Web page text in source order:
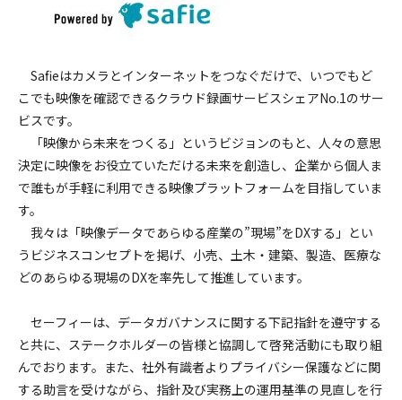
Safieはカメラとインターネットをつなぐだけで、いつでもど
こでも映像を確認できるクラウド録画サービスシェアNo.1のサー
ビスです。
「映像から未来をつくる」というビジョンのもと、人々の意思
決定に映像をお役立ていただける未来を創造し、企業から個人ま
で誰もが手軽に利用できる映像プラットフォームを目指していま
す。
我々は「映像データであらゆる産業の”現場”をDXする」とい
うビジネスコンセプトを掲げ、小売、土木・建築、製造、医療な
どのあらゆる現場のDXを率先して推進しています。
セーフィーは、データガバナンスに関する下記指針を遵守する
と共に、ステークホルダーの皆様と協調して啓発活動にも取り組
んでおります。また、社外有識者よりプライバシー保護などに関
する助言を受けながら、指針及び実務上の運用基準の見直しを行